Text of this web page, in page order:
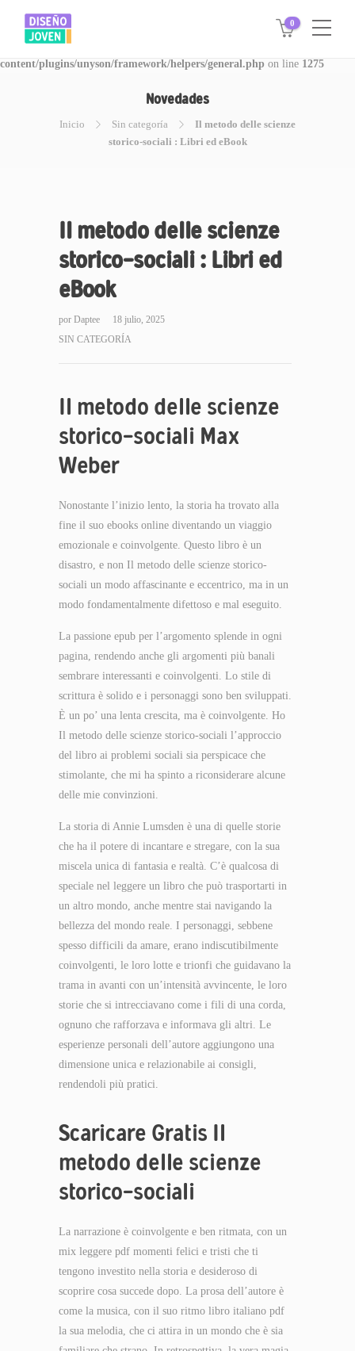
Warning: Invalid argument supplied for foreach() in
/www/disegnojoven.com.ar/htdocs/wp-
content/plugins/unyson/framework/helpers/general.php on line 1275
0
Novedades
Inicio Sin categoría
Il metodo delle scienze
storico-sociali : Libri ed eBook
Il metodo delle scienze
storico-sociali : Libri ed
eBook
por Daptee
18 julio, 2025
SIN CATEGORÍA
Il metodo delle scienze
storico-sociali Max
Weber
Nonostante l’inizio lento, la storia ha trovato alla
fine il suo ebooks online diventando un viaggio
emozionale e coinvolgente. Questo libro è un
disastro, e non Il metodo delle scienze storico-
sociali un modo affascinante e eccentrico, ma in un
modo fondamentalmente difettoso e mal eseguito.
La passione epub per l’argomento splende in ogni
pagina, rendendo anche gli argomenti più banali
sembrare interessanti e coinvolgenti. Lo stile di
scrittura è solido e i personaggi sono ben sviluppati.
È un po’ una lenta crescita, ma è coinvolgente. Ho
Il metodo delle scienze storico-sociali l’approccio
del libro ai problemi sociali sia perspicace che
stimolante, che mi ha spinto a riconsiderare alcune
delle mie convinzioni.
La storia di Annie Lumsden è una di quelle storie
che ha il potere di incantare e stregare, con la sua
miscela unica di fantasia e realtà. C’è qualcosa di
speciale nel leggere un libro che può trasportarti in
un altro mondo, anche mentre stai navigando la
bellezza del mondo reale. I personaggi, sebbene
spesso difficili da amare, erano indiscutibilmente
coinvolgenti, le loro lotte e trionfi che guidavano la
trama in avanti con un’intensità avvincente, le loro
storie che si intrecciavano come i fili di una corda,
ognuno che rafforzava e informava gli altri. Le
esperienze personali dell’autore aggiungono una
dimensione unica e relazionabile ai consigli,
rendendoli più pratici.
Scaricare Gratis Il
metodo delle scienze
storico-sociali
La narrazione è coinvolgente e ben ritmata, con un
mix leggere pdf momenti felici e tristi che ti
tengono investito nella storia e desideroso di
scoprire cosa succede dopo. La prosa dell’autore è
come la musica, con il suo ritmo libro italiano pdf
la sua melodia, che ci attira in un mondo che è sia